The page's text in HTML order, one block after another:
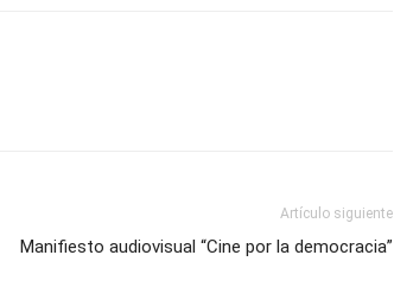
Artículo siguiente
Manifiesto audiovisual “Cine por la democracia”